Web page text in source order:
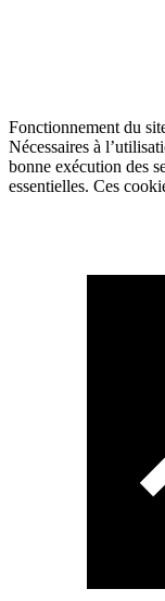
Fonctionnement du
Nécessaires à
bonne exécution des
essentielles. Ces